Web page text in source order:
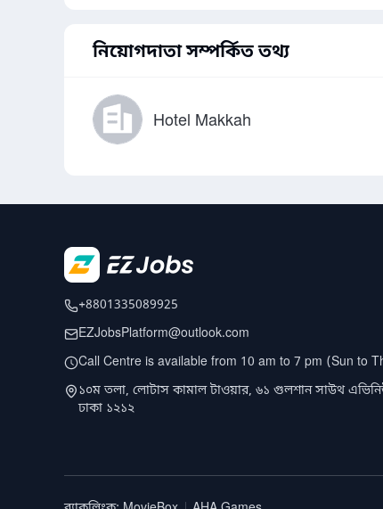
নিয়োগদাতা সম্পর্কিত তথ্য
Hotel Makkah
+8801335089925
EZJobsPlatform@outlook.com
Call Centre is available from 10 am to 7 pm (Sun to
১০ম তলা, লোটাস কামাল টাওয়ার, ৬১ গুলশান সাউথ
ঢাকা ১২১২